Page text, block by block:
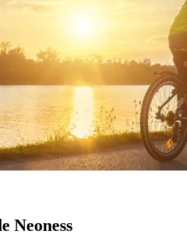
Neoness